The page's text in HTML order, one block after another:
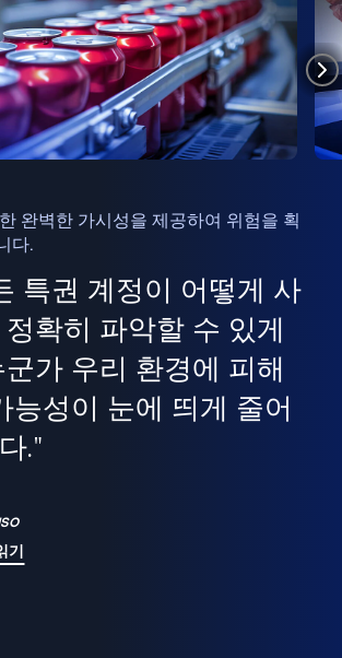
완벽한 가시성을 제공하여 위험을 획
다.
특권 계정이 어떻게 사
확히 파악할 수 있게
가 우리 환경에 피해
능성이 눈에 띄게 줄어
."